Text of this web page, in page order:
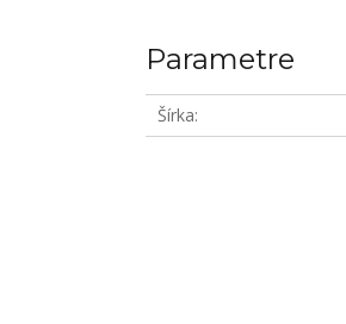
Parametre
Šírka